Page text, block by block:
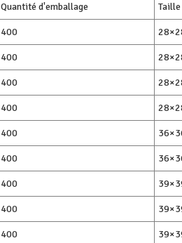
Quantité d'emballage
400
400
400
400
400
400
400
400
400